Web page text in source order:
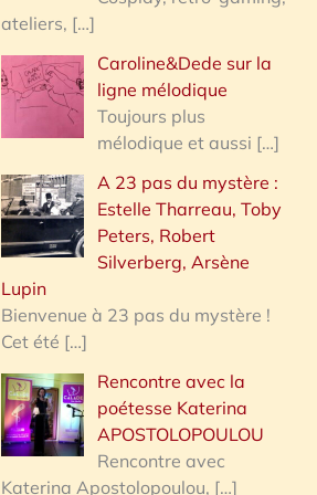
ateliers, […]
Caroline&Dede sur la
ligne mélodique
Toujours plus
mélodique et aussi […]
A 23 pas du mystère :
Estelle Tharreau, Toby
Peters, Robert
Silverberg, Arsène
Lupin
Bienvenue à 23 pas du mystère !
Cet été […]
Rencontre avec la
poétesse Katerina
APOSTOLOPOULOU
Rencontre avec
Katerina Apostolopoulou, […]